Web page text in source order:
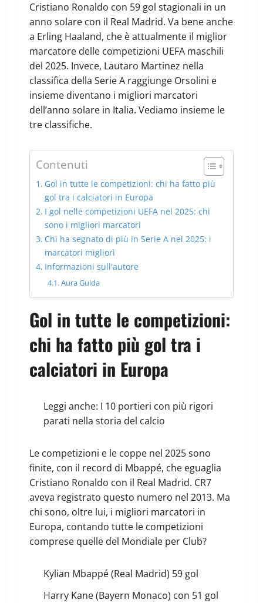
Cristiano Ronaldo con 59 gol stagionali in un
anno solare con il Real Madrid. Va bene anche
a Erling Haaland, che è attualmente il miglior
marcatore delle competizioni UEFA maschili
del 2025. Invece, Lautaro Martinez nella
classifica della Serie A raggiunge Orsolini e
insieme diventano i migliori marcatori
dell’anno solare in Italia. Vediamo insieme le
tre classifiche.
Contenuti
Gol in tutte le competizioni: chi ha fatto più
gol tra i calciatori in Europa
I gol nelle competizioni UEFA nel 2025: chi
sono i migliori marcatori
Chi ha segnato di più in Serie A nel 2025: i
marcatori migliori
Informazioni sull'autore
Aura Guida
Gol in tutte le competizioni:
chi ha fatto più gol tra i
calciatori in Europa
Leggi anche: I 10 portieri con più rigori
parati nella storia del calcio
Le competizioni e le coppe nel 2025 sono
finite, con il record di Mbappé, che eguaglia
Cristiano Ronaldo con il Real Madrid. CR7
aveva registrato questo numero nel 2013. Ma
chi sono, oltre lui, i migliori marcatori in
Europa, contando tutte le competizioni
comprese quelle del Mondiale per Club?
Kylian Mbappé (Real Madrid) 59 gol
Harry Kane (Bayern Monaco) con 51 gol